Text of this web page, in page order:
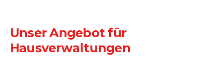
Unser Angebot für
Hausverwaltungen